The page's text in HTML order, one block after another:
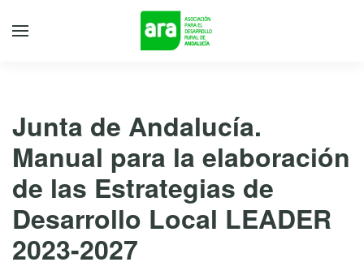
Junta de Andalucía.
Manual para la elaboración
de las Estrategias de
Desarrollo Local LEADER
2023-2027